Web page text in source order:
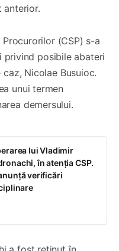
anterior.
(CSP) s-a
posibile abateri
Nicolae Busuioc.
unui termen
demersului.
lui Vladimir
în atenția CSP.
verificări